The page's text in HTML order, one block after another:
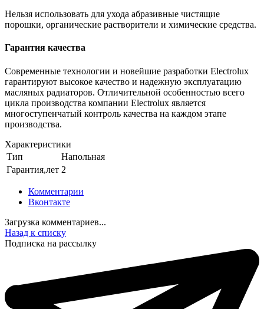
Нельзя использовать для ухода абразивные чистящие
порошки, органические растворители и химические средства.
Гарантия качества
Современные технологии и новейшие разработки Electrolux
гарантируют высокое качество и надежную эксплуатацию
масляных радиаторов. Отличительной особенностью всего
цикла производства компании Electrolux является
многоступенчатый контроль качества на каждом этапе
производства.
Характеристики
Тип
Напольная
Гарантия,лет 2
Комментарии
Вконтакте
Загрузка комментариев...
Назад к списку
Подписка на рассылку